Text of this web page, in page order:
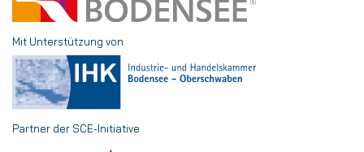
Mit Unterstützung von
Partner der SCE-Initiative